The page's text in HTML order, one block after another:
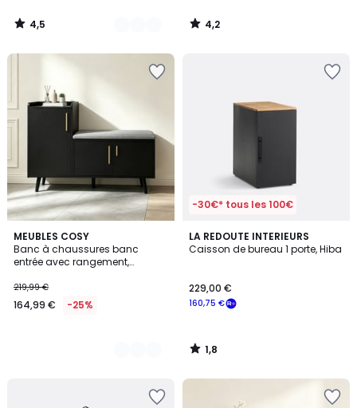
4,5
/
4,2
/
MEUBLES COSY
Banc à chaussures banc
entrée avec rangement,
219,99 €
164,99 € -25%
2
Couleurs
-30€* tous les 100€
LA REDOUTE INTERIEURS
Caisson de bureau 1 porte, Hiba
160,75 €
229,00 €
1,8
/
1,8
/